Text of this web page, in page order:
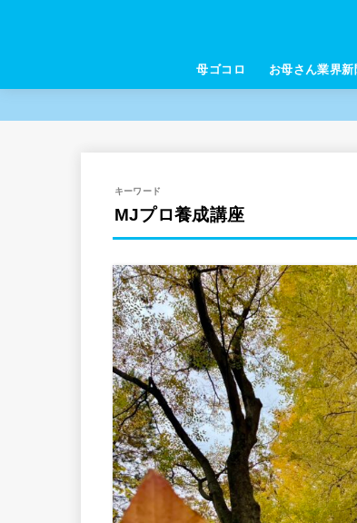
母ゴコロ お母さん業界新
キーワード
MJプロ養成講座